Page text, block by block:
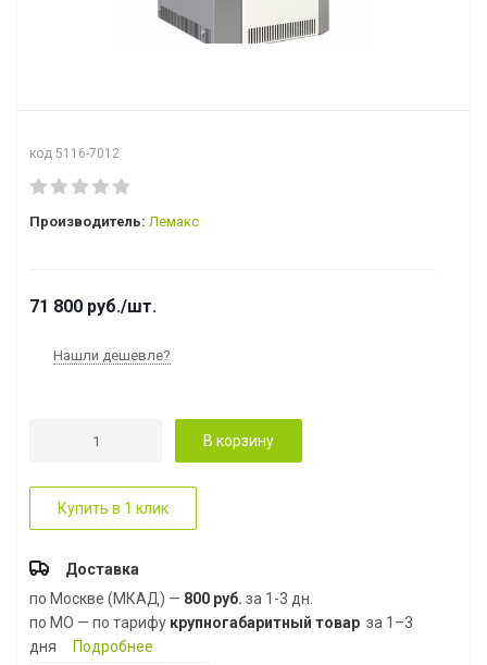
код 5116-7012
Производитель: Лемакс
71 800 руб./шт.
Нашли дешевле?
В корзину
Купить в 1 клик
Доставка
по Москве (МКАД) — 800 руб. за 1-3 дн.
по МО — по тарифу крупногабаритный товар за 1–3
дня
Подробнее